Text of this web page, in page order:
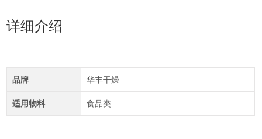
详细介绍
品牌 华丰干燥
适用物料 食品类